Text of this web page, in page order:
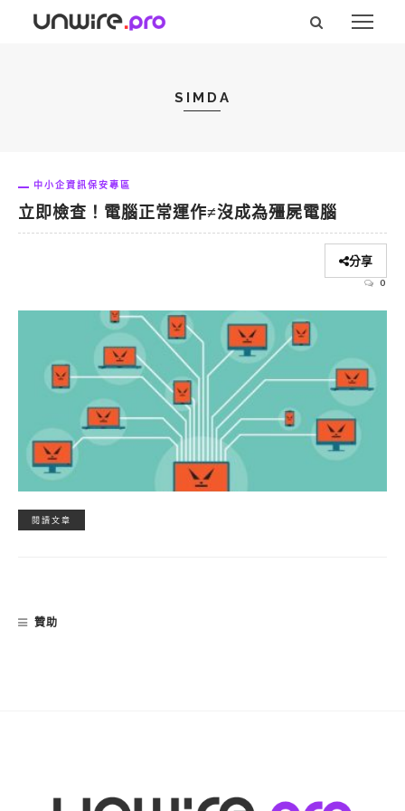
SIMDA
中小企資訊保安專區
立即檢查！電腦正常運作≠沒成為殭屍電腦
分享
0
閱讀文章
贊助